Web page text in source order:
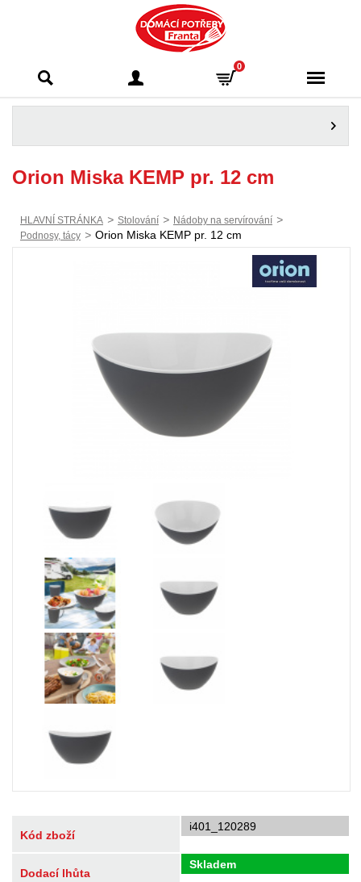
Franta - Příbram
0
Orion Miska KEMP pr. 12 cm
HLAVNÍ STRÁNKA > Stolování > Nádoby na servírování >
Podnosy, tácy > Orion Miska KEMP pr. 12 cm
Kód zboží
i401_120289
Dodací lhůta
Skladem